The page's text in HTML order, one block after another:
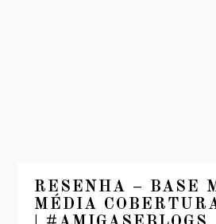
MODA
VIAGENS
RESENHA – BASE
MÉDIA